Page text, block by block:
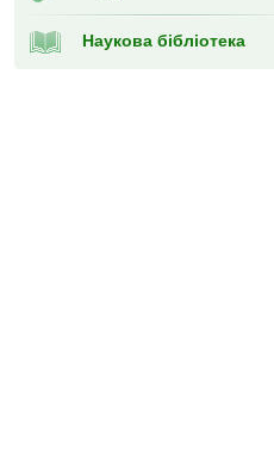
Наукова бібліотека